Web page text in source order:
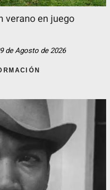
verano en juego
de Agosto de 2026